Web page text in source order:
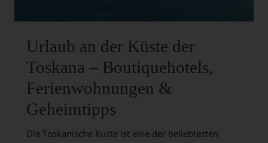
Urlaub an der Küste der
Toskana – Boutiquehotels,
Ferienwohnungen &
Geheimtipps
Die Toskanische Küste ist eine der beliebtesten